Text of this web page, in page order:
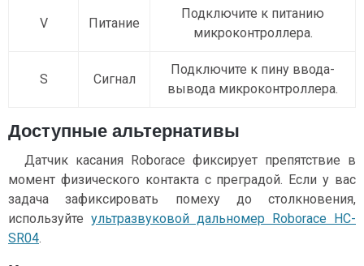
V Питание
Подключите к питанию
микроконтроллера.
S Сигнал
Подключите к пину ввода-
вывода микроконтроллера.
Доступные альтернативы
Датчик касания Roborace фиксирует препятствие в
момент физического контакта с преградой. Если у вас
задача зафиксировать помеху до столкновения,
используйте ультразвуковой дальномер Roborace HC-
SR04.